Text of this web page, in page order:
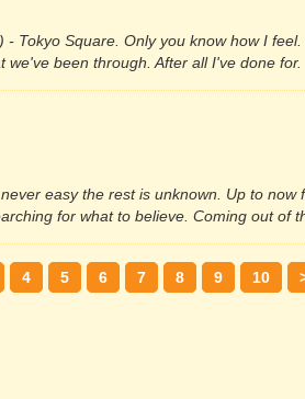
Tokyo Square. Only you know how I feel.
been through. After all I've done for.
easy the rest is unknown. Up to now
for what to believe. Coming out of
4 5 6 7 8 9 10